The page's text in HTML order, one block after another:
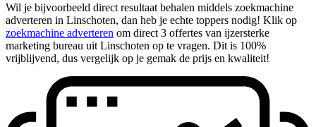
Wil je bijvoorbeeld direct resultaat behalen middels zoekmachine
adverteren in Linschoten, dan heb je echte toppers nodig! Klik op
zoekmachine adverteren om direct 3 offertes van ijzersterke
marketing bureau uit Linschoten op te vragen. Dit is 100%
vrijblijvend, dus vergelijk op je gemak de prijs en kwaliteit!